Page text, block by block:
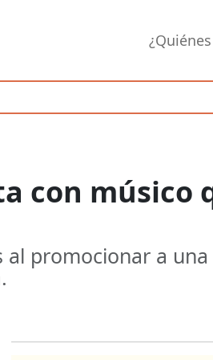
con músico
al promocionar a una